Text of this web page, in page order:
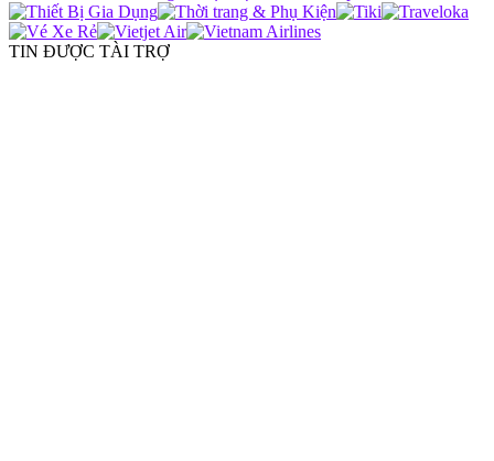
TIN ĐƯỢC TÀI TRỢ